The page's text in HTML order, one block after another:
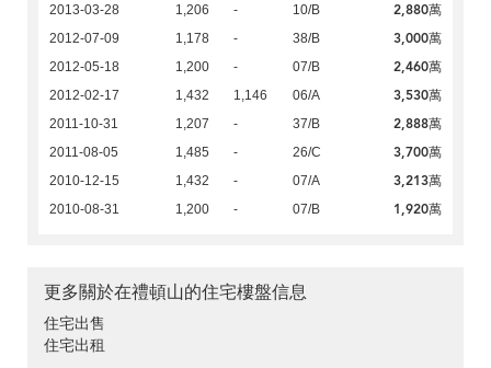
2013-03-28 1,206 - 10/B 2,880萬
2012-07-09 1,178 - 38/B 3,000萬
2012-05-18 1,200 - 07/B 2,460萬
2012-02-17 1,432 1,146 06/A 3,530萬
2011-10-31 1,207 - 37/B 2,888萬
2011-08-05 1,485 - 26/C 3,700萬
2010-12-15 1,432 - 07/A 3,213萬
2010-08-31 1,200 - 07/B 1,920萬
更多關於在禮頓山的住宅樓盤信息
住宅出售
住宅出租